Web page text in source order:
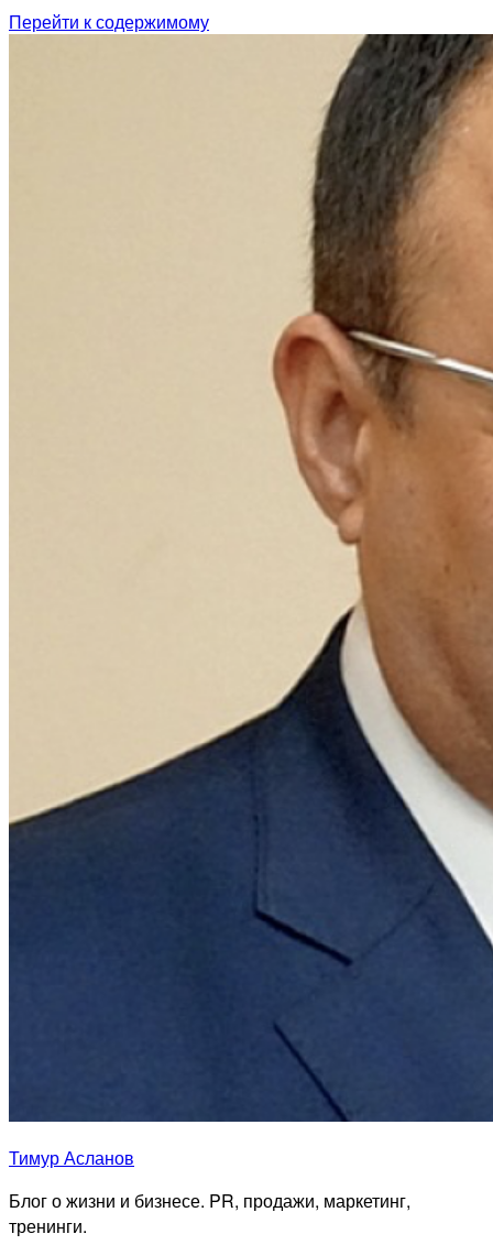
Перейти к содержимому
Тимур Асланов
Блог о жизни и бизнесе. PR, продажи, маркетинг,
тренинги.